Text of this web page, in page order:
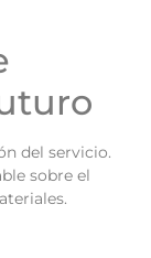
del servicio.
sobre el